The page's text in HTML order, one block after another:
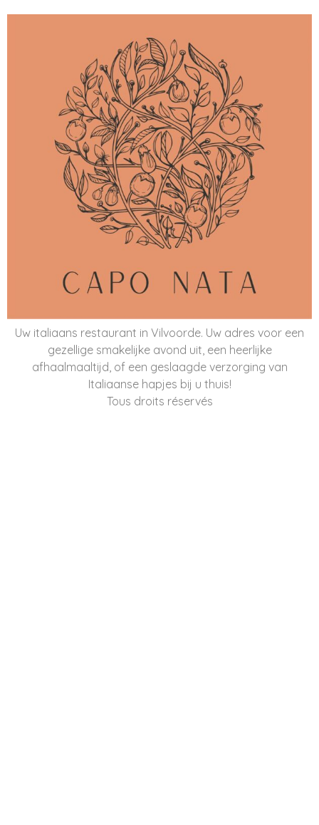
Uw italiaans restaurant in Vilvoorde. Uw adres voor een
gezellige smakelijke avond uit, een heerlijke
afhaalmaaltijd, of een geslaagde verzorging van
Italiaanse hapjes bij u thuis!
Tous droits réservés